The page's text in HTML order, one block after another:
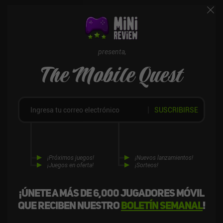
público más amplio. Es lo único que personalmente no me gusta
del juego.Dust and Salt se vende por 7,99 $ en Android y 6,99 $ en
iOS. Ofrece una historia bien escrita y cautivadora que dura entre
5 y 6 horas de lectura reflexiva y sin duda atraerá a todos los fans
de los gamebooks de calidad.presenta,
The Mobile Quest
¡Únete a más de 6,000 jugadores móvil
que reciben nuestroboletín semanal!
¡Próximos juegos!
¡Juegos en oferta!
¡Nuevos lanzamientos!
¡Sorteos!
SUSCRIBIRSE